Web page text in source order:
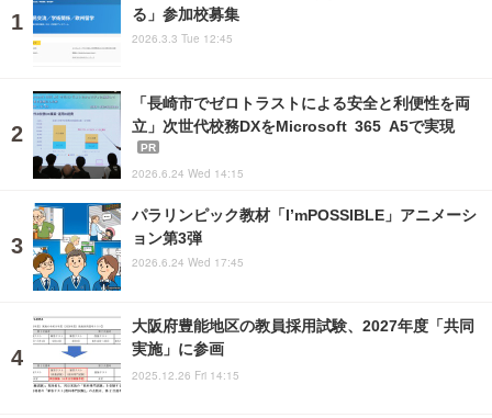
る」参加校募集
2026.3.3 Tue 12:45
「長崎市でゼロトラストによる安全と利便性を両
立」次世代校務DXをMicrosoft 365 A5で実現
PR
2026.6.24 Wed 14:15
パラリンピック教材「I’mPOSSIBLE」アニメーシ
ョン第3弾
2026.6.24 Wed 17:45
大阪府豊能地区の教員採用試験、2027年度「共同
実施」に参画
2025.12.26 Fri 14:15